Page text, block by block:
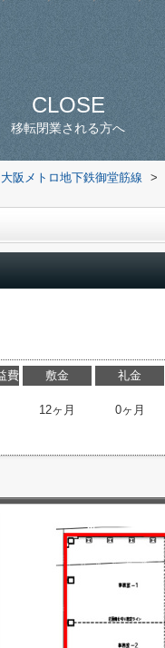
CLOSE
移転閉業される方へ
大阪メトロ地下鉄御堂筋線 >
費 敷金
12ヶ月
礼金
0ヶ月